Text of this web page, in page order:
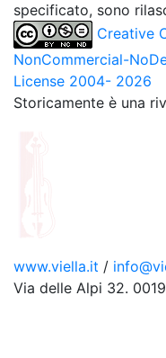
specificato, sono
Creative
NonCommercial-
License 2004- 2026
Storicamente è una
www.viella.it /
Via delle Alpi 32.